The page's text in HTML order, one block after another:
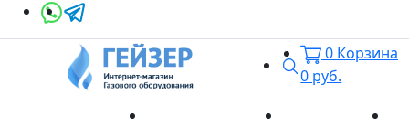
Поиск
0 Корзина
0 руб.